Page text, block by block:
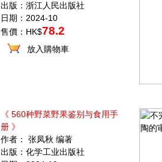
出版：浙江人民出版社
日期：2024-10
售價：HK$78.2
放入購物車
《 560种野菜野果鉴别与食用手
册 》
作者： 张凤秋 编著
出版：化学工业出版社